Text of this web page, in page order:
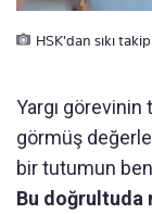
HSK'dan sıkı
Yargı görevinin
görmüş
bir tutumun
Bu doğrultuda